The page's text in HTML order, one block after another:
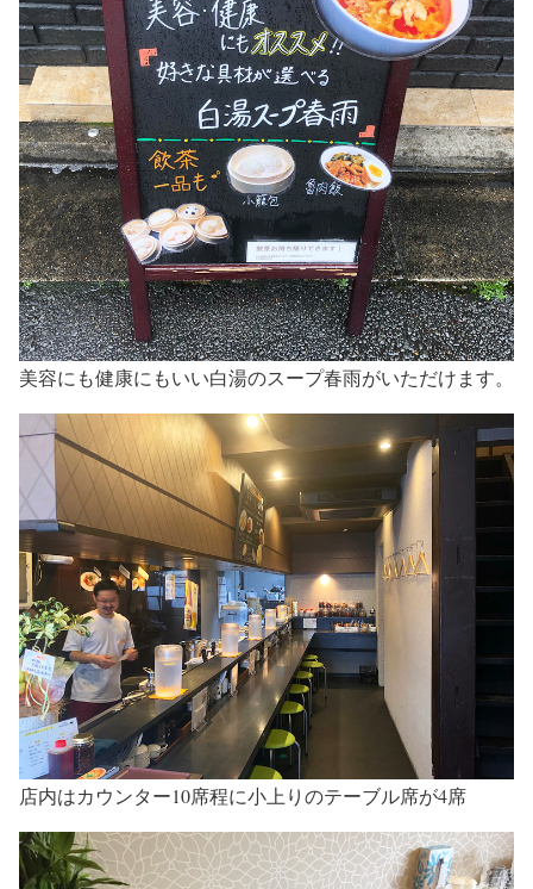
美容にも健康にもいい白湯のスープ春雨がいただけます。
店内はカウンター10席程に小上りのテーブル席が4席